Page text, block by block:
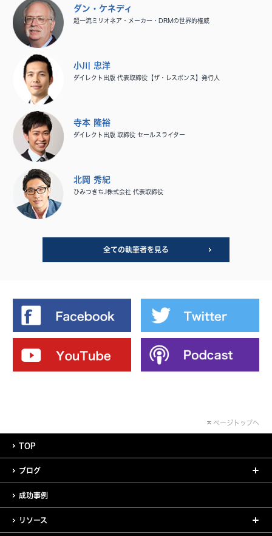
ダン・ケネディ
超一流ミリオネア・メーカー・DRMの世界的権威
小川 忠洋
ダイレクト出版 代表取締役【ザ・レスポンス】発行人
寺本 隆裕
ダイレクト出版 取締役 セールスライター
北岡 秀紀
ひみつきちJ株式会社 代表取締役
全ての執筆者を見る
ページトップへ
TOP
ブログ
成功事例
リソース